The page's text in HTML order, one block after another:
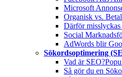
Microsoft
Organisk vs.
Därför
Social
AdWords blir
Sökordsoptimering
Vad är SEO?
Så gör du en